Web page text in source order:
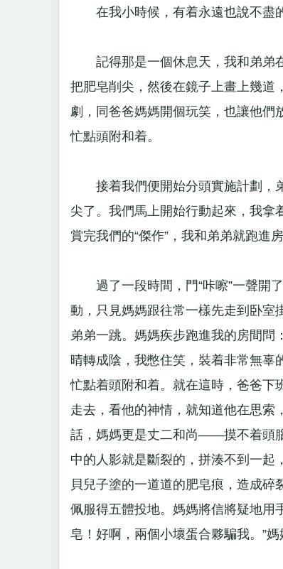
在我小時候，有着永遠也說不盡
記得那是一個休息天，我和弟弟在
把肥皂削尖，然後在鏡子上畫上幾道
劇，同爸爸媽媽開個玩笑，也讓他們
忙點頭附和着。
接着我們便開始分頭實施計劃，弟
尖了。我們馬上開始行動起來，我拿
賞完我們的“傑作”，我和弟弟就跑進
過了一段時間，門“咔嚓”一聲開了
動，只見媽媽跟往常一樣先走到卧室
弟弟一跳。媽媽疾步跑進我的房間問
晴轉成陰，我憋住笑，裝着非常無辜
忙點着頭附和着。就在這時，爸爸下
走去，看他的神情，就知道他在思索
話，媽媽更是丈二和尚——摸不着頭
中的人影就是斷裂的，拼湊不到一起
貝兒子塗的一道道的肥皂痕，造成碎
佩服得五體投地。媽媽將信將疑地用
皂！好啊，兩個小壞蛋合夥騙我。”